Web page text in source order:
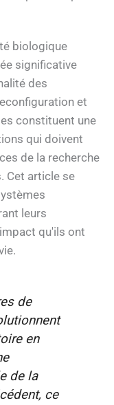
biologique
significative
des
et
constituent une
qui doivent
de la recherche
Cet article se
leurs
qu'ils ont
de
en
de la
ce